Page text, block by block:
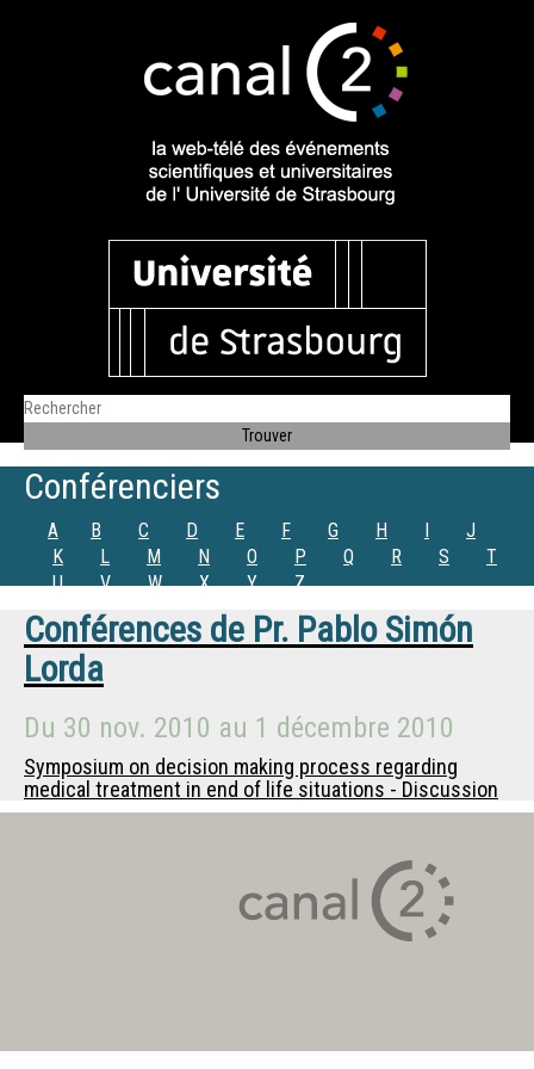
Conférenciers
A B C D E F G H I
J
K
L M N O P Q R S
T
U
V W X Y Z
Conférences de Pr. Pablo Simón
Lorda
Du 30 nov. 2010 au 1 décembre 2010
Symposium on decision making process regarding
medical treatment in end of life situations - Discussion